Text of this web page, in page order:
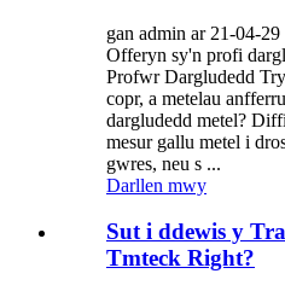
gan admin ar 21-04-29
Offeryn sy'n profi
Profwr Dargludedd
copr, a metelau
dargludedd metel?
mesur gallu metel i
gwres, neu s ...
Darllen mwy
Sut i ddewis y
Tmteck Right?